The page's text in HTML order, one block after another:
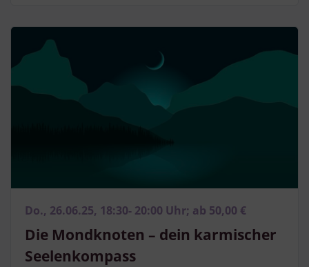
Do., 26.06.25, 18:30- 20:00 Uhr; ab 50,00 €
Die Mondknoten – dein karmischer
Seelenkompass